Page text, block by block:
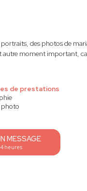
des photos de
moment important,
de prestations
photo
MESSAGE
heures